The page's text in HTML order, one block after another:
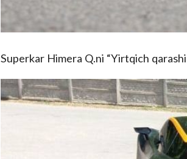
Superkar Himera Q.ni “Yirtqich